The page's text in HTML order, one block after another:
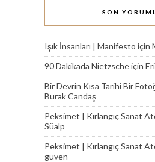
SON
Işık İnsanları | Manifesto için
90 Dakikada Nietzscheiçin
Bir Devrin Kısa Tarihi Bir
Burak Candaş
Peksimet | Kırlangıç Sanat
Süalp
Peksimet | Kırlangıç Sanat
güven